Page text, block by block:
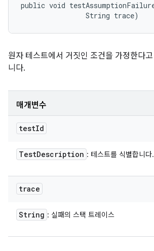
public void
                String trace)
원자 테스트에서 거짓인 조건을 가정한다
니다.
매개변수
testId
TestDescription : 테스트를 식별합니다.
trace
String : 실패의 스택 트레이스